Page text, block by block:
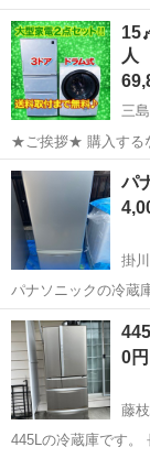
なし！！ 販売セット台数年間 3000台販売実績 新生活をお迎えする 学
生 社会人 初同棲 単
す。 【階段運...
静岡 裾野市
人
三
★ご挨拶★ 購入するなら、【冷蔵庫洗濯機セット専門店】で、間違い
なし！！ 販売セット台数年間 3000台販売実績 新生活をお迎えする 学
生 社会人 初同棲 単
す。 【階段運...
静岡 三島市
パ
掛
パナソニックの冷蔵庫
あります。細かなキ
くれる方よろしくお
静岡 掛川市
0円
藤
445Lの冷蔵庫です。